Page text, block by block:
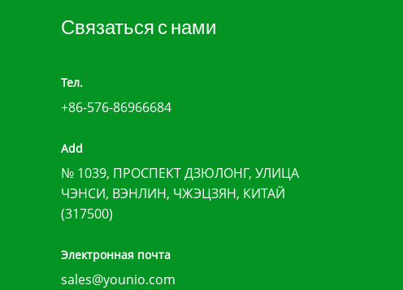
Связаться с нами
Тел.
+86-576-86966684
Add
№ 1039, ПРОСПЕКТ ДЗЮЛОНГ, УЛИЦА
ЧЭНСИ, ВЭНЛИН, ЧЖЭЦЗЯН, КИТАЙ
(317500)
Электронная почта
sales@younio.com